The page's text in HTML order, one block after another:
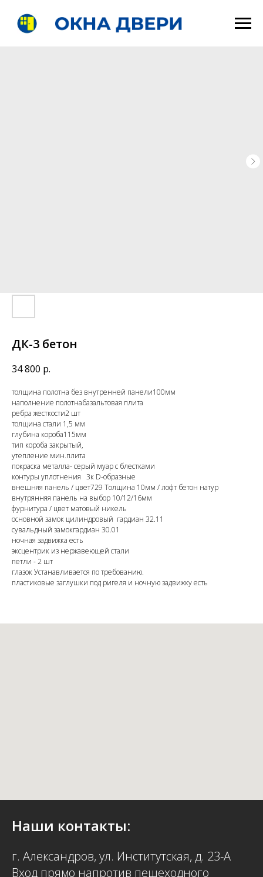
ДК-3 бетон
34 800 р.
толщина полотна без внутренней панели100мм
наполнение полотнабазальтовая плита
ребра жесткости2 шт
толщина стали 1,5 мм
глубина короба115мм
тип короба закрытый,
утепление мин.плита
покраска металла- серый муар с блестками
контуры уплотнения 3к D-образные
внешняя панель / цвет729 Толщина 10мм / лофт бетон натур
внутрянняя панель на выбор 10/12/16мм
фурнитура / цвет матовый никель
основной замок цилиндровый гардиан 32.11
сувальдный замокгардиан 30.01
ночная задвижка есть
эксцентрик из нержавеющей стали
петли - 2 шт
глазок Устанавливается по требованию.
пластиковые заглушки под ригеля и ночную задвижку есть
Наши контакты:
г. Александров, ул. Институтская, д. 23-А
Вход прямо напротив пешеходного